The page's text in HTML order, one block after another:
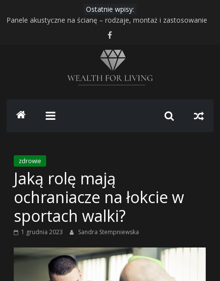
to
Ostatnie wpisy:
Panele akustyczne na ścianę – rodzaje, montaż i zastosowanie
Transport i przechowywanie zboża – jak bezpiecznie
zorganizować pracę gospodarstwa?
Gudhjem na Bornholmie – najbardziej malownicze miasteczko
Range Rover z USA – luksusowe SUV-y z amerykańskiego rynku:
jak sprowadzić bezpiecznie i opłacalnie
Wealth
Living
–
portal
o
finansach
zdrowie
Jaką rolę mają
ochraniacze na łokcie w
sportach walki?
1 grudnia 2023 Sandra Stempniewska